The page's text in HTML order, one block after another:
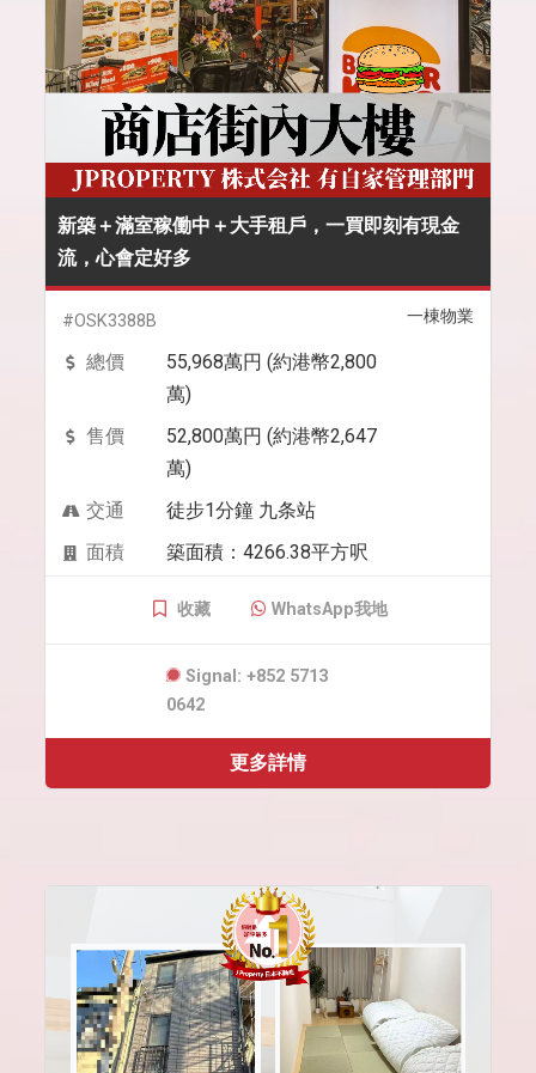
新築＋滿室稼働中＋大手租戶，一買即刻有現金
流，心會定好多
一棟物業
#OSK3388B
總價
55,968萬円 (約港幣2,800
萬)
售價
52,800萬円 (約港幣2,647
萬)
交通
徒步1分鐘 九条站
面積
築面積：4266.38平方呎
收藏 WhatsApp我地
Signal: +852 5713
0642
更多詳情